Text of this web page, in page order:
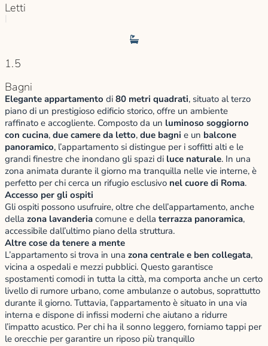
Letti
1.5
Bagni
Elegante appartamento di 80 metri quadrati, situato al terzo
piano di un prestigioso edificio storico, offre un ambiente
raffinato e accogliente. Composto da un luminoso soggiorno
con cucina, due camere da letto, due bagni e un balcone
panoramico, l’appartamento si distingue per i soffitti alti e le
grandi finestre che inondano gli spazi di luce naturale. In una
zona animata durante il giorno ma tranquilla nelle vie interne, è
perfetto per chi cerca un rifugio esclusivo nel cuore di Roma.
Accesso per gli ospiti
Gli ospiti possono usufruire, oltre che dell’appartamento, anche
della zona lavanderia comune e della terrazza panoramica,
accessibile dall’ultimo piano della struttura.
Altre cose da tenere a mente
L’appartamento si trova in una zona centrale e ben collegata,
vicina a ospedali e mezzi pubblici. Questo garantisce
spostamenti comodi in tutta la città, ma comporta anche un certo
livello di rumore urbano, come ambulanze o autobus, soprattutto
durante il giorno. Tuttavia, l’appartamento è situato in una via
interna e dispone di infissi moderni che aiutano a ridurre
l’impatto acustico. Per chi ha il sonno leggero, forniamo tappi per
le orecchie per garantire un riposo più tranquillo